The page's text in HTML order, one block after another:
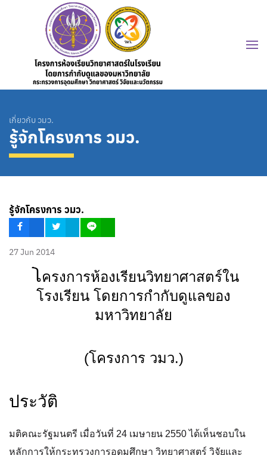
เกี่ยวกับ วมว.
รู้จักโครงการ วมว.
รู้จักโครงการ วมว.
27 Jun 2014
โครงการห้องเรียนวิทยาศาสตร์ใน
โรงเรียน โดยการกำกับดูแลของ
มหาวิทยาลัย
(โครงการ วมว.)
ประวัติ
มติคณะรัฐมนตรี เมื่อวันที่ 24 เมษายน 2550 ได้เห็นชอบใน
หลักการให้กระทรวงการอุดมศึกษา วิทยาศาสตร์ วิจัยและ